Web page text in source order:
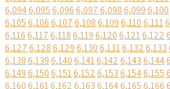
6,0946,0956,0966,0976,0986,0996,100
6,1056,1066,1076,1086,1096,1106,111
6,1166,1176,1186,1196,1206,1216,122
6,1276,1286,1296,1306,1316,1326,133
6,1386,1396,1406,1416,1426,1436,144
6,1496,1506,1516,1526,1536,1546,155
6,1606,1616,1626,1636,1646,1656,166